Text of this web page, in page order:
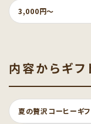
3,000円〜
内容からギフ
夏の贅沢コーヒーギ